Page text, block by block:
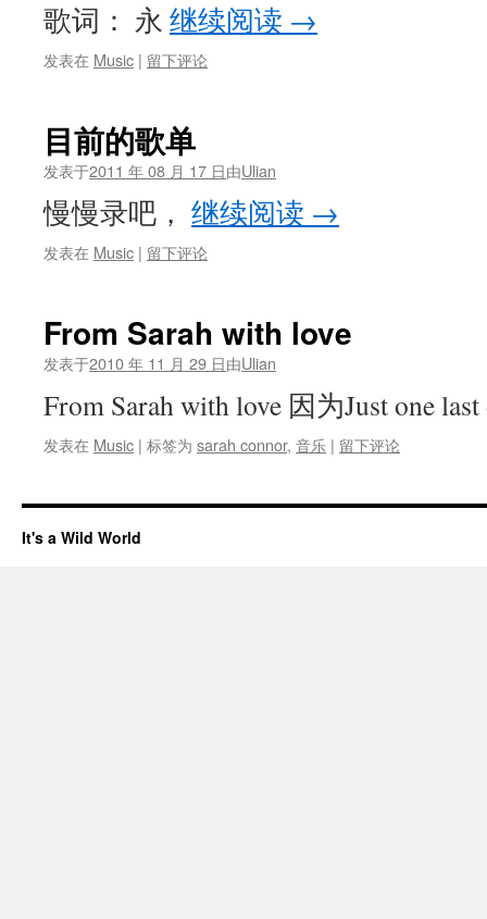
歌词： 永 继续阅读 →
发表在 Music | 留下评论
目前的歌单
发表于2011 年 08 月 17 日由Ulian
慢慢录吧， 继续阅读 →
发表在 Music | 留下评论
From Sarah with love
发表于2010 年 11 月 29 日由Ulian
From Sarah with love 因为Just one
发表在 Music | 标签为 sarah connor, 音乐 | 留下评论
It's a Wild World